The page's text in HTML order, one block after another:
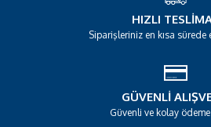
HIZLI
Siparişleriniz en kısa sürede
GÜVENLI
Güvenli ve kolay